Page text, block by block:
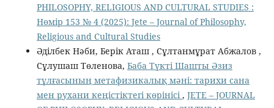
PHILOSOPHY, RELIGIOUS AND CULTURAL STUDIES :
Нөмір 153 № 4 (2025): Jete – Jоurnal of Philosophy,
Religious аnd Cultural Studies
Әділбек Нәби, Берік Аташ , Сұлтанмұрат Абжалов ,
Сұлушаш Төленова, Баба Түкті Шашты Әзиз
тұлғасының метафизикалық мәні: тарихи сана
мен рухани кеңістіктегі көрінісі , JETE – JОURNAL